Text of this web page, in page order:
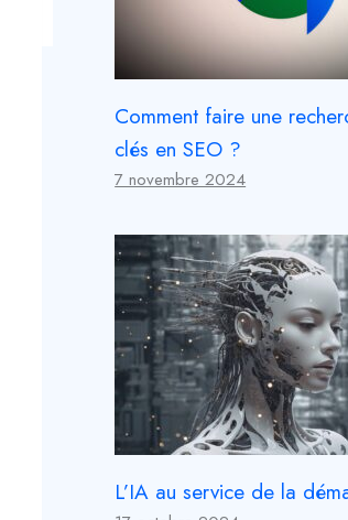
Comment faire une
clés en SEO ?
7 novembre 2024
L’IA au service de la